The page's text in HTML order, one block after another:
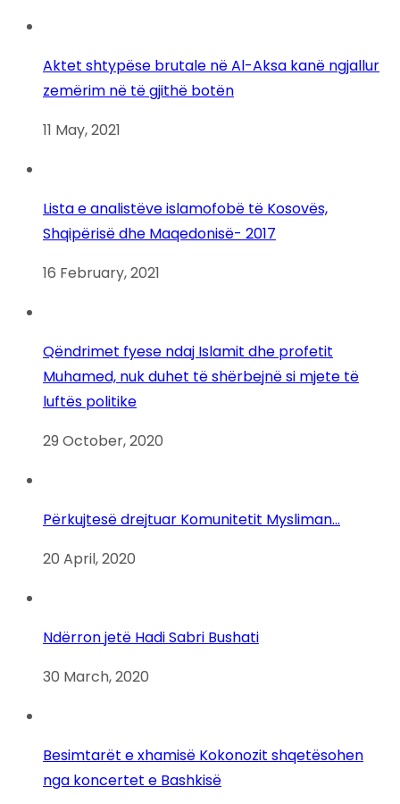
Aktet shtypëse brutale në Al-Aksa kanë ngjallur
zemërim në të gjithë botën
11 May, 2021
Lista e analistëve islamofobë të Kosovës,
Shqipërisë dhe Maqedonisë- 2017
16 February, 2021
Qëndrimet fyese ndaj Islamit dhe profetit
Muhamed, nuk duhet të shërbejnë si mjete të
luftës politike
29 October, 2020
Përkujtesë drejtuar Komunitetit Mysliman…
20 April, 2020
Ndërron jetë Hadi Sabri Bushati
30 March, 2020
Besimtarët e xhamisë Kokonozit shqetësohen
nga koncertet e Bashkisë